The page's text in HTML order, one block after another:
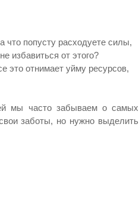
что попусту расходуете силы,
избавиться от этого?
отнимает уйму ресурсов,
мы часто забываем о самых
заботы, но нужно выделить